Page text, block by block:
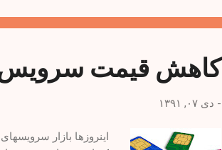
کاهش قیمت سرویس
- دی ۰۷, ۱۳۹۱
اینروزها بازار